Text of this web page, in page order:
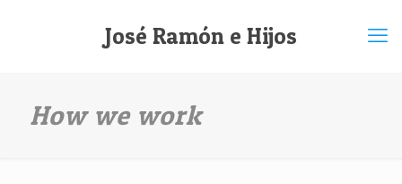
José Ramón e Hijos
How we work